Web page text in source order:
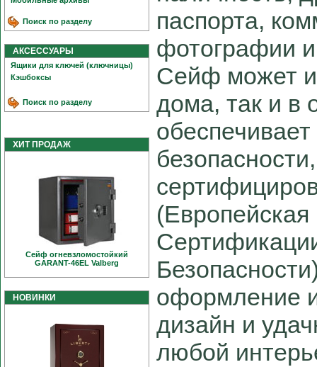
Поиск по разделу
АКСЕССУАРЫ
Ящики для ключей (ключницы)
Кэшбоксы
Поиск по разделу
ХИТ ПРОДАЖ
Сейф огневзломостойкий
GARANT-46EL Valberg
НОВИНКИ
паспорта,
фотографии
Сейф может
дома, так и в
оформление
дизайн и
любой